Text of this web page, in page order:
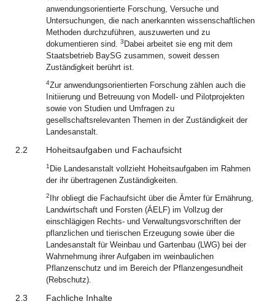
anwendungsorientierte Forschung, Versuche und
Untersuchungen, die nach anerkannten wissenschaftlichen
Methoden durchzuführen, auszuwerten und zu
dokumentieren sind. 3 Dabei arbeitet sie eng mit dem
Staatsbetrieb BaySG zusammen, soweit dessen
Zuständigkeit berührt ist.
4Zur anwendungsorientierten Forschung zählen auch die
Initiierung und Betreuung von Modell- und Pilotprojekten
sowie von Studien und Umfragen zu
gesellschaftsrelevanten Themen in der Zuständigkeit der
Landesanstalt.
2.2 Hoheitsaufgaben und Fachaufsicht
1 Die Landesanstalt vollzieht Hoheitsaufgaben im Rahmen
der ihr übertragenen Zuständigkeiten.
2
Ihr obliegt die Fachaufsicht über die Ämter für Ernährung,
Landwirtschaft und Forsten (ÄELF) im Vollzug der
einschlägigen Rechts- und Verwaltungsvorschriften der
pflanzlichen und tierischen Erzeugung sowie über die
Landesanstalt für Weinbau und Gartenbau (LWG) bei der
Wahrnehmung ihrer Aufgaben im weinbaulichen
Pflanzenschutz und im Bereich der Pflanzengesundheit
(Rebschutz).
2.3 Fachliche Inhalte